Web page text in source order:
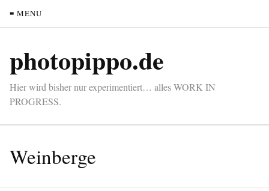
≡ MENU
photopippo.de
Hier wird bisher nur experimentiert… alles WORK IN
PROGRESS.
Weinberge